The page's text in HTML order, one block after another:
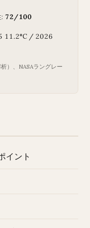
72/100
11.2°C / 2026
）、NASAラングレー
イント